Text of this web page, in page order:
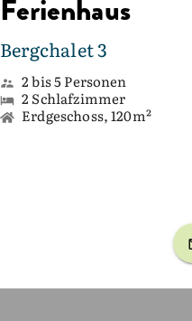
Ferienhaus
Bergchalet 3
2 bis 5 Personen
2 Schlafzimmer
Erdgeschoss, 120m²